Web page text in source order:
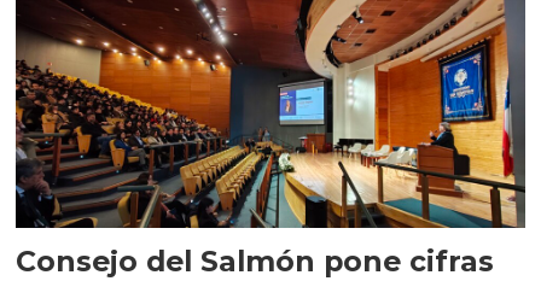
Consejo del Salmón pone cifras